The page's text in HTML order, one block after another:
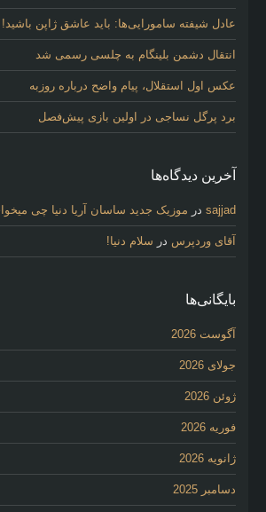
عادل شیفته سامورایی‌ها: باید عاشق ژاپن باشید!
انتقال دشمن بلینگام به چلسی رسمی شد
عکس اول استقلال، پیام واضح درباره روزبه
برد پرگل نساجی در اولین بازی پیش‌فصل
آخرین دیدگاه‌ها
sajjad در موزیک جدید ساسان آریا دنیا چی
آقای وردپرس در سلام دنیا!
بایگانی‌ها
آگوست 2026
جولای 2026
ژوئن 2026
فوریه 2026
ژانویه 2026
دسامبر 2025